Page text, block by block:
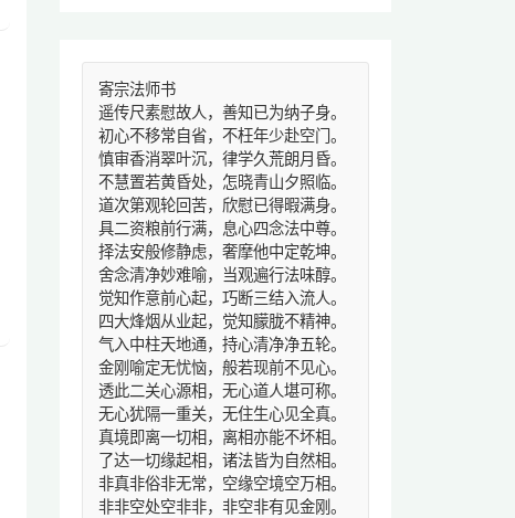
寄宗法师书
遥传尺素慰故人，善知已为纳子身。
初心不移常自省，不枉年少赴空门。
慎审香消翠叶沉，律学久荒朗月昏。
不慧置若黄昏处，怎晓青山夕照临。
道次第观轮回苦，欣慰已得暇满身。
具二资粮前行满，息心四念法中尊。
择法安般修静虑，奢摩他中定乾坤。
舍念清净妙难喻，当观遍行法味醇。
觉知作意前心起，巧断三结入流人。
四大烽烟从业起，觉知朦胧不精神。
气入中柱天地通，持心清净净五轮。
金刚喻定无忧恼，般若现前不见心。
透此二关心源相，无心道人堪可称。
无心犹隔一重关，无住生心见全真。
真境即离一切相，离相亦能不坏相。
了达一切缘起相，诸法皆为自然相。
非真非俗非无常，空缘空境空万相。
非非空处空非非，非空非有见金刚。